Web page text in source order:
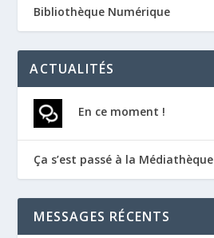
Bibliothèque Numérique
ACTUALITÉS
En ce moment !
Ça s’est passé à la Médiathèque
MESSAGES RÉCENTS